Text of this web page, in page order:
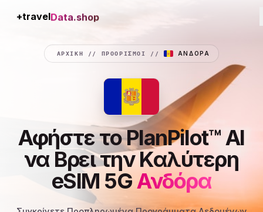
+travelData.shop
ΑΡΧΙΚΉ // ΠΡΟΟΡΙΣΜΟΊ // ΑΝΔΌΡΑ
Αφήστε το PlanPilot™ AI
να Βρει την Καλύτερη
eSIM 5GΑνδόρα